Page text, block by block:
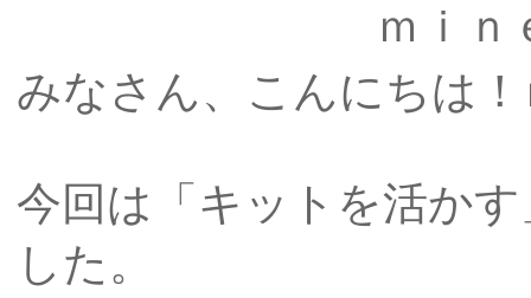
ｍｉｎ
みなさん、こんにちは
今回は「キットを活か
した。